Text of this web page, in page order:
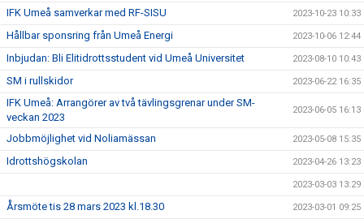
IFK Umeå samverkar med RF-SISU 2023-10-23 10:33
Hållbar sponsring från Umeå Energi 2023-10-06 12:44
Inbjudan: Bli Elitidrottsstudent vid Umeå Universitet 2023-08-10 10:43
SM i rullskidor 2023-06-22 16:35
IFK Umeå: Arrangörer av två tävlingsgrenar under SM-
veckan 2023
2023-06-05 16:13
Jobbmöjlighet vid Noliamässan 2023-05-08 15:35
Idrottshögskolan 2023-04-26 13:23
2023-03-03 13:29
Årsmöte tis 28 mars 2023 kl.18.30 2023-03-01 09:25